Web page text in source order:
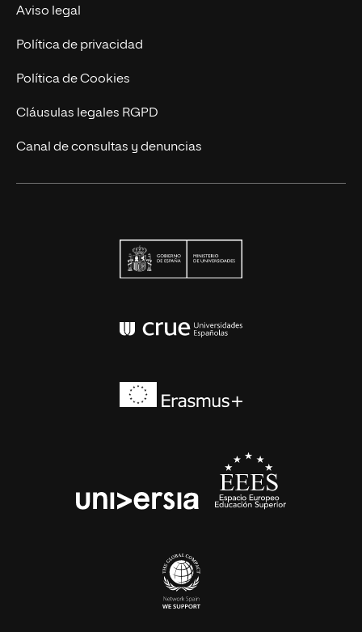
Actualidad
Contacto
Aviso legal
Política de privacidad
Política de Cookies
Cláusulas legales RGPD
Canal de consultas y denuncias
Conferencia de
universia